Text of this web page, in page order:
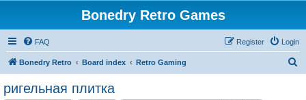
Bonedry Retro Games
FAQ Login
Register
Bonedry Retro Board index Retro Gaming
ригельная плитка